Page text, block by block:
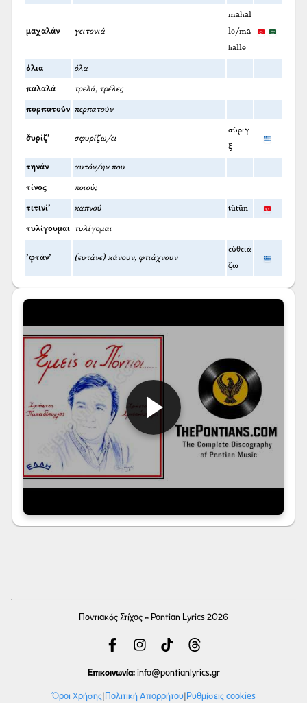
μαχαλάν γειτονιά
mahal
le/ma
ḥalle
όλια όλα
παλαλά τρελά, τρέλες
πορπατούν περπατούν
σ̌υρίζ’ σφυρίζω/ει
σῦριγ
ξ
τηνάν αυτόν/ην που
τίνος ποιού;
τιτινί’ καπνού tütün
τυλίγουμαι τυλίγομαι
’φτάν’ (ευτάνε) κάνουν, φτιάχνουν
εὐθειά
ζω
Ποντιακός Στίχος - Pontian Lyrics 2026
Επικοινωνία: info@pontianlyrics.gr
Όροι Χρήσης| Πολιτική Απορρήτου| Ρυθμίσεις cookies